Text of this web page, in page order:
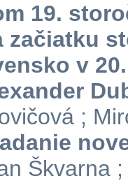
19.
začiatku
v
;
Škvarna